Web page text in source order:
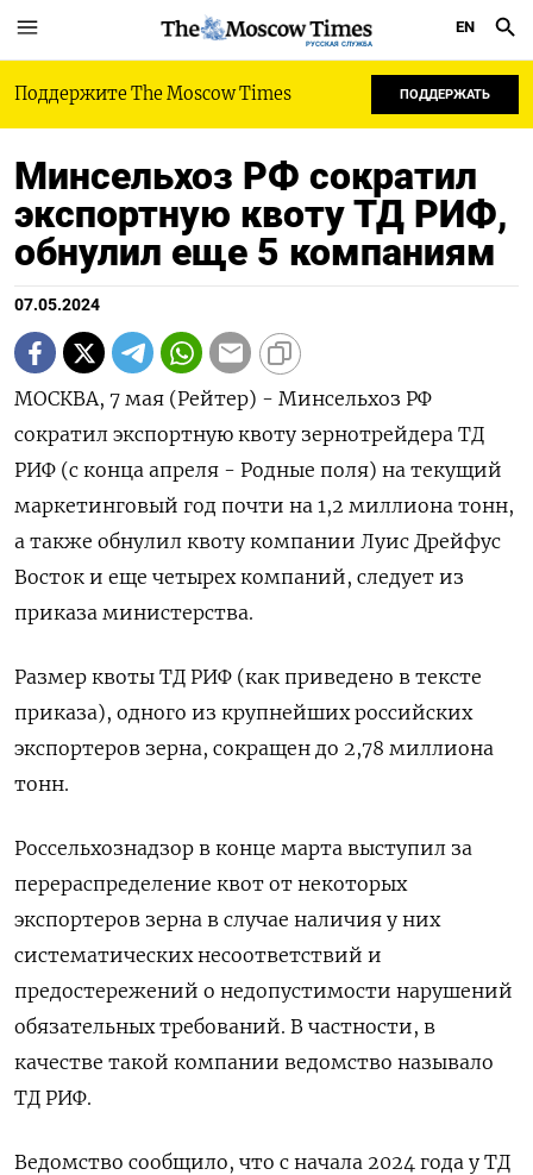
РУССКАЯ СЛУЖБА
EN
Поддержите The Moscow Times ПОДДЕРЖАТЬ
Минсельхоз РФ сократил
экспортную квоту ТД РИФ,
обнулил еще 5 компаниям
07.05.2024
МОСКВА, 7 мая (Рейтер) - Минсельхоз РФ
сократил экспортную квоту зернотрейдера ТД
РИФ (с конца апреля - Родные поля) на текущий
маркетинговый год почти на 1,2 миллиона тонн,
а также обнулил квоту компании Луис Дрейфус
Восток и еще четырех компаний, следует из
приказа министерства.
Размер квоты ТД РИФ (как приведено в тексте
приказа), одного из крупнейших российских
экспортеров зерна, сокращен до 2,78 миллиона
тонн.
Россельхознадзор в конце марта выступил за
перераспределение квот от некоторых
экспортеров зерна в случае наличия у них
систематических несоответствий и
предостережений о недопустимости нарушений
обязательных требований. В частности, в
качестве такой компании ведомство называло
ТД РИФ.
Ведомство сообщило, что с начала 2024 года у ТД